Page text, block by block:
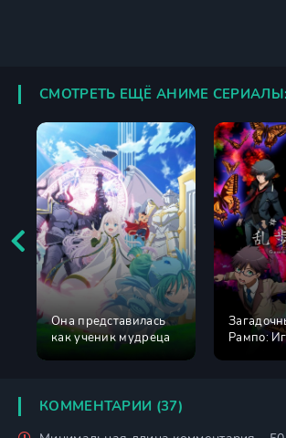
СМОТРЕТЬ ЕЩЁ АНИМЕ СЕРИАЛЫ:
Она представилась
как ученик мудреца
Рампо:
КОММЕНТАРИИ (37)